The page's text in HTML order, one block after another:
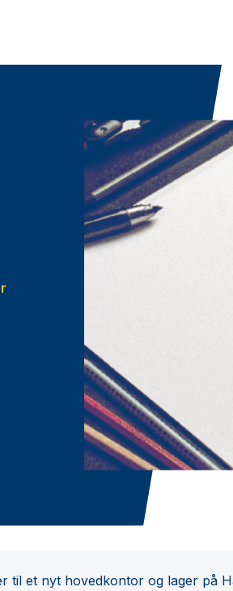
til et nyt hovedkontor og lager på